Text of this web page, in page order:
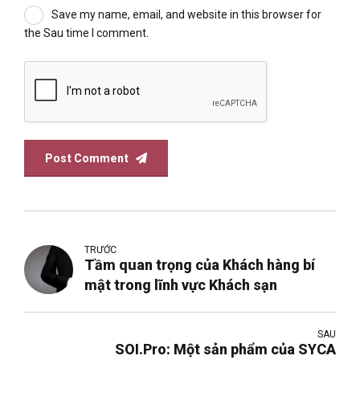
Save my name, email, and website in this browser for
the Sau time I comment.
Post Comment
TRƯỚC
Tầm quan trọng của Khách hàng bí
mật trong lĩnh vực Khách sạn
SAU
SOI.Pro: Một sản phẩm của SYCA